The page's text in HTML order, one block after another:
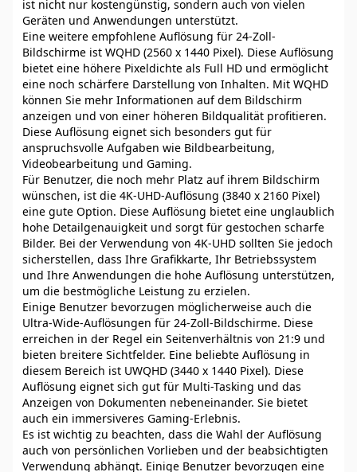
ist nicht nur kostengünstig, sondern auch von vielen
Geräten und Anwendungen unterstützt.
Eine weitere empfohlene Auflösung für 24-Zoll-
Bildschirme ist WQHD (2560 x 1440 Pixel). Diese Auflösung
bietet eine höhere Pixeldichte als Full HD und ermöglicht
eine noch schärfere Darstellung von Inhalten. Mit WQHD
können Sie mehr Informationen auf dem Bildschirm
anzeigen und von einer höheren Bildqualität profitieren.
Diese Auflösung eignet sich besonders gut für
anspruchsvolle Aufgaben wie Bildbearbeitung,
Videobearbeitung und Gaming.
Für Benutzer, die noch mehr Platz auf ihrem Bildschirm
wünschen, ist die 4K-UHD-Auflösung (3840 x 2160 Pixel)
eine gute Option. Diese Auflösung bietet eine unglaublich
hohe Detailgenauigkeit und sorgt für gestochen scharfe
Bilder. Bei der Verwendung von 4K-UHD sollten Sie jedoch
sicherstellen, dass Ihre Grafikkarte, Ihr Betriebssystem
und Ihre Anwendungen die hohe Auflösung unterstützen,
um die bestmögliche Leistung zu erzielen.
Einige Benutzer bevorzugen möglicherweise auch die
Ultra-Wide-Auflösungen für 24-Zoll-Bildschirme. Diese
erreichen in der Regel ein Seitenverhältnis von 21:9 und
bieten breitere Sichtfelder. Eine beliebte Auflösung in
diesem Bereich ist UWQHD (3440 x 1440 Pixel). Diese
Auflösung eignet sich gut für Multi-Tasking und das
Anzeigen von Dokumenten nebeneinander. Sie bietet
auch ein immersiveres Gaming-Erlebnis.
Es ist wichtig zu beachten, dass die Wahl der Auflösung
auch von persönlichen Vorlieben und der beabsichtigten
Verwendung abhängt. Einige Benutzer bevorzugen eine